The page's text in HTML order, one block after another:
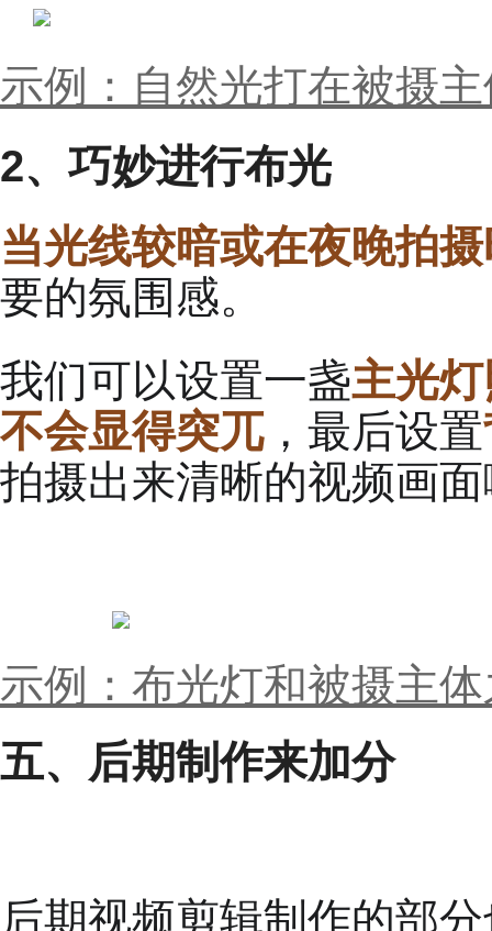
示例：自然光打在被摄
2、巧妙进行布光
当光线较暗或在夜晚拍
要的氛围感。
我们可以设置一盏主光
不会显得突兀，最后设置
拍摄出来清晰的视频画
示例：布光灯和被摄主
五、后期制作来加分
后期视频剪辑制作的部